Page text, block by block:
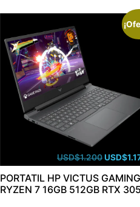
USD$1.200USD$
PORTATIL HP VICTUS GAMING
RYZEN 7 16GB 512GB RTX